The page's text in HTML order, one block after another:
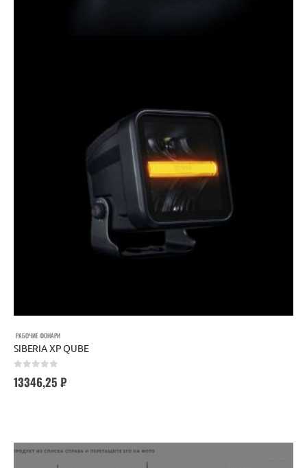
РАБОЧИЕ ФОНАРИ
SIBERIA XP QUBE
13346,25 ₽